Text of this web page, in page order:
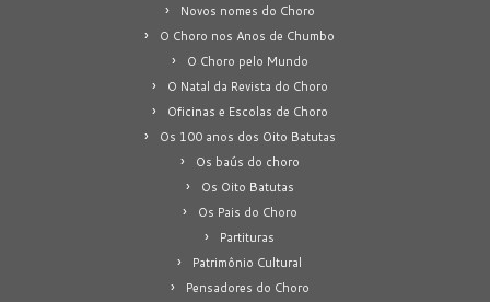
Novos nomes do Choro
O Choro nos Anos de Chumbo
O Choro pelo Mundo
O Natal da Revista do Choro
Oficinas e Escolas de Choro
Os 100 anos dos Oito Batutas
Os baús do choro
Os Oito Batutas
Os Pais do Choro
Partituras
Patrimônio Cultural
Pensadores do Choro